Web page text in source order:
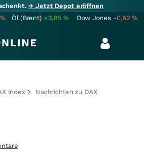
→ Jetzt Depot eröffnen
% Öl (Brent) +3,85% Dow Jones -0,82%
Index Nachrichten zu DAX